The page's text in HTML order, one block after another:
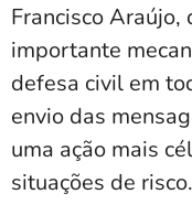
Francisco
importante
defesa civil em
envio das
uma ação mais
situações de risco.